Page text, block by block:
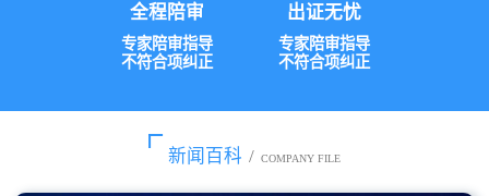
全程陪审
专家陪审指导
不符合项纠正
出证无忧
专家陪审指导
不符合项纠正
新闻百科 / COMPANY FILE